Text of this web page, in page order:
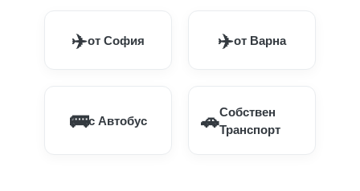
✈️от София ✈️от Варна
🚌с Автобус 🚗Собствен
Транспорт